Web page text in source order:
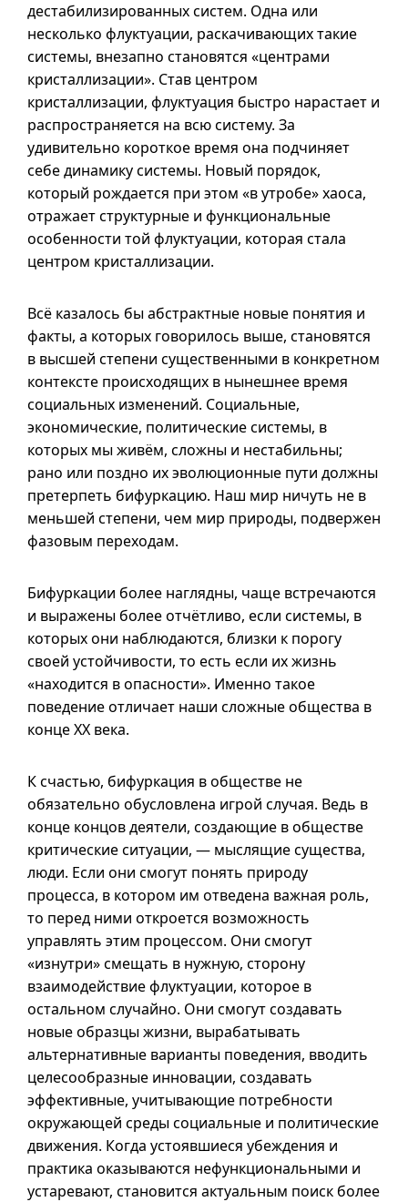
дестабилизированных систем. Одна или
несколько флуктуации, раскачивающих такие
системы, внезапно становятся «центрами
кристаллизации». Став центром
кристаллизации, флуктуация быстро нарастает и
распространяется на всю систему. За
удивительно короткое время она подчиняет
себе динамику системы. Новый порядок,
который рождается при этом «в утробе» хаоса,
отражает структурные и функциональные
особенности той флуктуации, которая стала
центром кристаллизации.
Всё казалось бы абстрактные новые понятия и
факты, а которых говорилось выше, становятся
в высшей степени существенными в конкретном
контексте происходящих в нынешнее время
социальных изменений. Социальные,
экономические, политические системы, в
которых мы живём, сложны и нестабильны;
рано или поздно их эволюционные пути должны
претерпеть бифуркацию. Наш мир ничуть не в
меньшей степени, чем мир природы, подвержен
фазовым переходам.
Бифуркации более наглядны, чаще встречаются
и выражены более отчётливо, если системы, в
которых они наблюдаются, близки к порогу
своей устойчивости, то есть если их жизнь
«находится в опасности». Именно такое
поведение отличает наши сложные общества в
конце XX века.
К счастью, бифуркация в обществе не
обязательно обусловлена игрой случая. Ведь в
конце концов деятели, создающие в обществе
критические ситуации, — мыслящие существа,
люди. Если они смогут понять природу
процесса, в котором им отведена важная роль,
то перед ними откроется возможность
управлять этим процессом. Они смогут
«изнутри» смещать в нужную, сторону
взаимодействие флуктуации, которое в
остальном случайно. Они смогут создавать
новые образцы жизни, вырабатывать
альтернативные варианты поведения, вводить
целесообразные инновации, создавать
эффективные, учитывающие потребности
окружающей среды социальные и политические
движения. Когда устоявшиеся убеждения и
практика оказываются нефункциональными и
устаревают, становится актуальным поиск более